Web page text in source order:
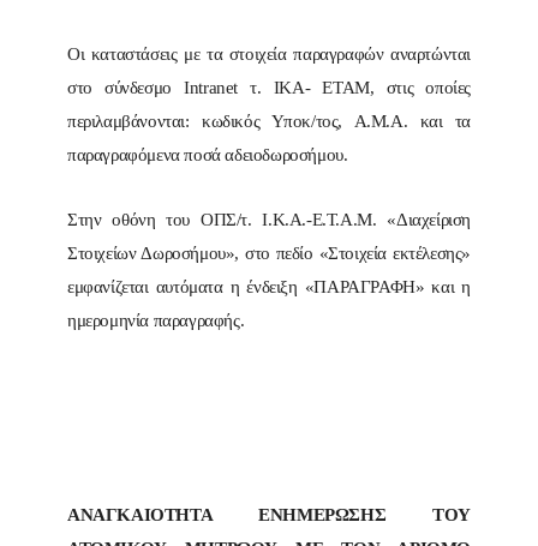
Οι καταστάσεις με τα στοιχεία παραγραφών αναρτώνται
στο σύνδεσμο Intranet τ. ΙΚΑ- ΕΤΑΜ, στις οποίες
περιλαμβάνονται: κωδικός Υποκ/τος, Α.Μ.Α. και τα
παραγραφόμενα ποσά αδειοδωροσήμου.
Στην οθόνη του ΟΠΣ/τ. Ι.Κ.Α.-Ε.Τ.Α.Μ. «Διαχείριση
Στοιχείων Δωροσήμου», στο πεδίο «Στοιχεία εκτέλεσης»
εμφανίζεται αυτόματα η ένδειξη «ΠΑΡΑΓΡΑΦΗ» και η
ημερομηνία παραγραφής.
ΑΝΑΓΚΑΙΟΤΗΤΑ ΕΝΗΜΕΡΩΣΗΣ ΤΟΥ